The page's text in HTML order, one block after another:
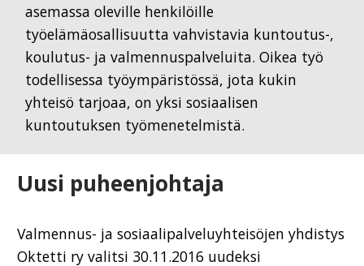
asemassa oleville henkilöille
työelämäosallisuutta vahvistavia kuntoutus-,
koulutus- ja valmennuspalveluita. Oikea työ
todellisessa työympäristössä, jota kukin
yhteisö tarjoaa, on yksi sosiaalisen
kuntoutuksen työmenetelmistä.
Uusi puheenjohtaja
Valmennus- ja sosiaalipalveluyhteisöjen yhdistys
Oktetti ry valitsi 30.11.2016 uudeksi